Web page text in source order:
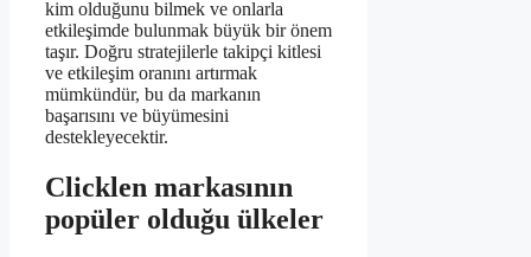
kim olduğunu bilmek ve onlarla
etkileşimde bulunmak büyük bir önem
taşır. Doğru stratejilerle takipçi kitlesi
ve etkileşim oranını artırmak
mümkündür, bu da markanın
başarısını ve büyümesini
destekleyecektir.
Clicklen markasının
popüler olduğu ülkeler